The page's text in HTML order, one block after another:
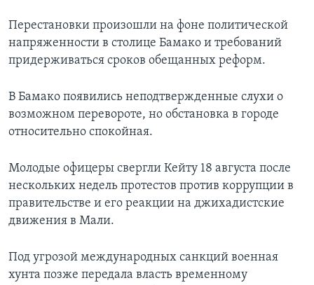
Перестановки произошли на фоне политической
напряженности в столице Бамако и требований
придерживаться сроков обещанных реформ.
В Бамако появились неподтвержденные слухи о
возможном перевороте, но обстановка в городе
относительно спокойная.
Молодые офицеры свергли Кейту 18 августа после
нескольких недель протестов против коррупции в
правительстве и его реакции на джихадистские
движения в Мали.
Под угрозой международных санкций военная
хунта позже передала власть временному